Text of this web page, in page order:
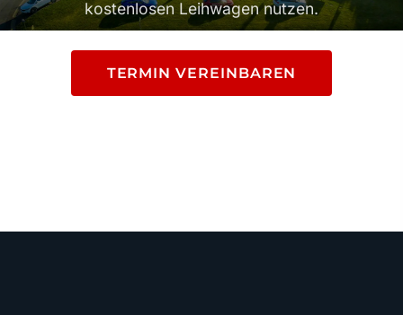
kostenlosen Leihwagen nutzen.
TERMIN VEREINBAREN